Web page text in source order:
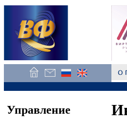
Управление